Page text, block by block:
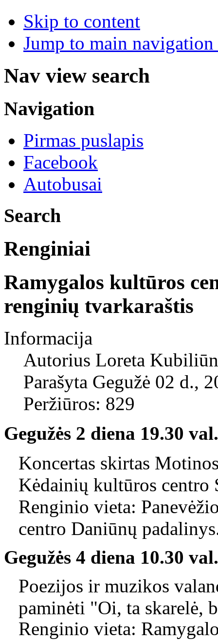
Skip to content
Jump to main
Nav view search
Navigation
Pirmas puslapis
Facebook
Autobusai
Search
Renginiai
Ramygalos kultūros
renginių tvarkaraštis
Informacija
Autorius Loreta
Parašyta Gegužė 02 d.,
Peržiūros: 829
Gegužės 2 diena 19.30 val.
Koncertas skirtas
Kėdainių kultūros
Renginio vieta:
centro Daniūnų
Gegužės 4 diena 10.30 val.
Poezijos ir muzikos
paminėti "Oi, ta skarelė,
Renginio vieta: